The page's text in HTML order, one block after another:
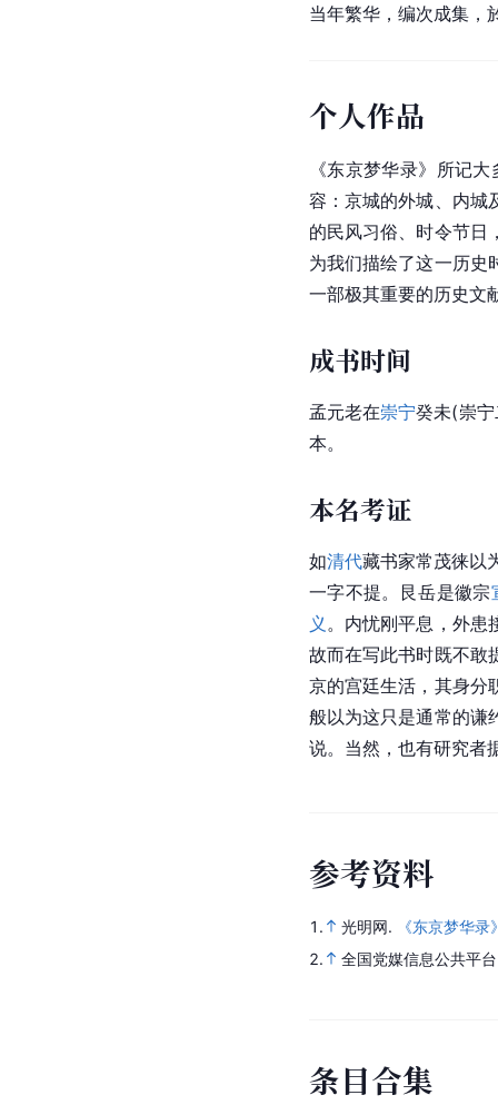
当年繁华，编次成集，
个人作品
《东京梦华录》所记大
容：京城的外城、内城
的民风习俗、时令节日
为我们描绘了这一历史
一部极其重要的历史文
成书时间
孟元老在崇宁癸未(崇
本。
本名考证
如清代藏书家常茂徕以
一字不提。艮岳是徽宗
义 。内忧刚平息，外患
故而在写此书时既不敢
京的宫廷生活，其身分
般以为这只是通常的谦
说。当然，也有研究者
参考资料
1. 光明网.
《东京梦华
2.
全国党媒信息公共平
条目合集